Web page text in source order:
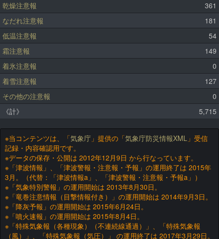
乾燥注意報
361
なだれ注意報
181
低温注意報
54
霜注意報
149
着氷注意報
0
着雪注意報
127
その他の注意報
0
《計》
5,715
※当コンテンツは、「気象庁 」提供の「気象庁防災情報XML 」受信
記録・内容確認用です。
※データの保存・公開は 2012年12月9日 から行なっています。
※「津波情報」、「津波警報・注意報・予報」の運用終了は 2015年
3月。（代替：「津波情報a」、「津波警報・注意報・予報a」）
※「気象特別警報」の運用開始は 2013年8月30日。
※「竜巻注意情報（目撃情報付き）」の運用開始は 2014年9月3日。
※「降灰予報」の運用開始は 2015年6月24日。
※「噴火速報」の運用開始は 2015年8月4日。
※「特殊気象報（各種現象）（不連続線通過）」、「特殊気象報
（風）」、「特殊気象報（気圧）」 の運用終了は 2017年3月29日。